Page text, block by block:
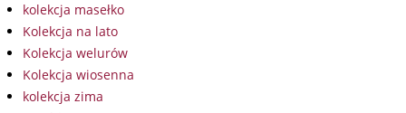
kolekcja masełko
Kolekcja na lato
Kolekcja welurów
Kolekcja wiosenna
kolekcja zima